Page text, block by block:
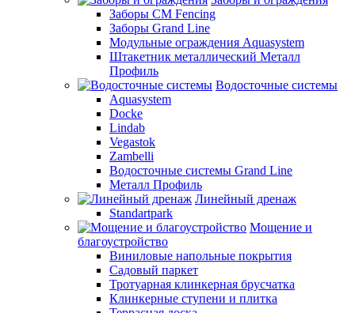
Заборы CM Fencing
Заборы Grand Line
Модульные ограждения Aquasystem
Штакетник металлический Металл
Профиль
Водосточные системы
Aquasystem
Docke
Lindab
Vegastok
Zambelli
Водосточные системы Grand Line
Металл Профиль
Линейный дренаж
Standartpark
Мощение и
благоустройство
Виниловые напольные покрытия
Садовый паркет
Тротуарная клинкерная брусчатка
Клинкерные ступени и плитка